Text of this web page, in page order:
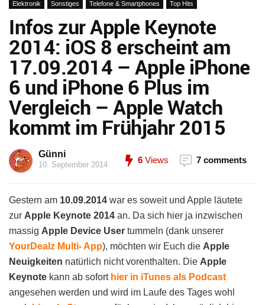
Elektronik Sonstiges Telefone & Smartphones Top Hits
Infos zur Apple Keynote
2014: iOS 8 erscheint am
17.09.2014 – Apple iPhone
6 und iPhone 6 Plus im
Vergleich – Apple Watch
kommt im Frühjahr 2015
Günni
10. September 2014 6 Views 7 comments
Gestern am 10.09.2014 war es soweit und Apple läutete
zur Apple Keynote 2014 an. Da sich hier ja inzwischen
massig Apple Device User tummeln (dank unserer
YourDealz Multi- App), möchten wir Euch die Apple
Neuigkeiten natürlich nicht vorenthalten. Die Apple
Keynote kann ab sofort hier in iTunes als Podcast
angesehen werden und wird im Laufe des Tages wohl